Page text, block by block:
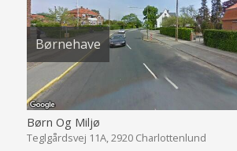
Børnehave
Børn Og Miljø
Teglgårdsvej 11A, 2920 Charlottenlund